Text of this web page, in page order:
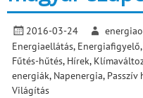
2016-03-24
Energiaellátás, Energiafigyelő,
Fűtés-hűtés, Hírek,
energiák, Napenergia, Passzív
Világítás